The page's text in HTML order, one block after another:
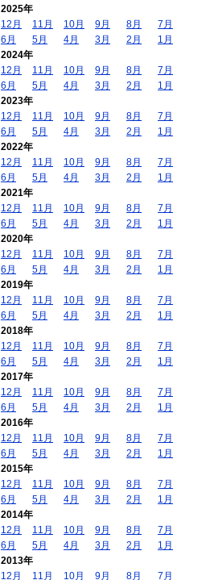
2025年
12月
11月 10月 9月 8月
7月
6月
5月 4月 3月 2月
1月
2024年
12月
11月 10月 9月 8月
7月
6月
5月 4月 3月 2月
1月
2023年
12月
11月 10月 9月 8月
7月
6月
5月 4月 3月 2月
1月
2022年
12月
11月 10月 9月 8月
7月
6月
5月 4月 3月 2月
1月
2021年
12月
11月 10月 9月 8月
7月
6月
5月 4月 3月 2月
1月
2020年
12月
11月 10月 9月 8月
7月
6月
5月 4月 3月 2月
1月
2019年
12月
11月 10月 9月 8月
7月
6月
5月 4月 3月 2月
1月
2018年
12月
11月 10月 9月 8月
7月
6月
5月 4月 3月 2月
1月
2017年
12月
11月 10月 9月 8月
7月
6月
5月 4月 3月 2月
1月
2016年
12月
11月 10月 9月 8月
7月
6月
5月 4月 3月 2月
1月
2015年
12月
11月 10月 9月 8月
7月
6月
5月 4月 3月 2月
1月
2014年
12月
11月 10月 9月 8月
7月
6月
5月 4月 3月 2月
1月
2013年
12月
11月 10月 9月 8月 7月